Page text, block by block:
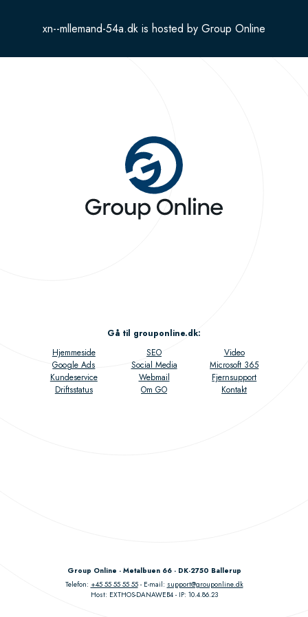
xn--mllemand-54a.dk is hosted by Group Online
Gå til grouponline.dk:
Hjemmeside
SEO
Video
Google Ads
Social Media
Microsoft 365
Kundeservice
Webmail
Fjernsupport
Driftsstatus
Om GO Kontakt
Group Online - Metalbuen 66 - DK-2750 Ballerup
Telefon: +45 55 55 55 55 E-mail: support@grouponline.dk
Host: EXTHOS-DANAWEB4
IP: 10.4.86.23